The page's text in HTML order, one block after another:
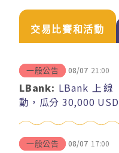
交易比賽和活動
一般公告 08/07 21:00
LBank: LBank 上
動，瓜分 30,000
一般公告 08/07 17:00